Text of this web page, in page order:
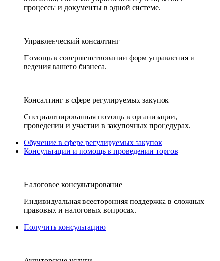
процессы и документы в одной системе.
Управленческий консалтинг
Помощь в совершенствовании форм управления и
ведения вашего бизнеса.
Консалтинг в сфере регулируемых закупок
Специализированная помощь в организации,
проведении и участии в закупочных процедурах.
Обучение в сфере регулируемых закупок
Консультации и помощь в проведении торгов
Налоговое консультирование
Индивидуальная всесторонняя поддержка в сложных
правовых и налоговых вопросах.
Получить консультацию